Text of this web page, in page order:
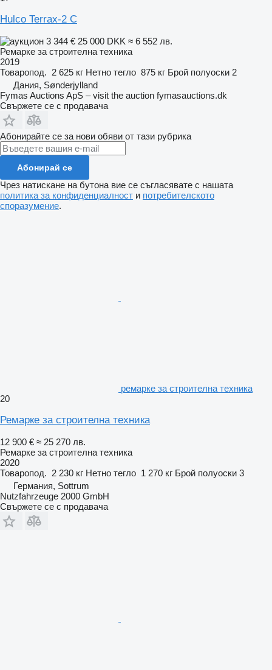
Hulco Terrax-2 C
3 344 € 25 000 DKK ≈ 6 552 лв.
Ремарке за строителна техника
2019
Товаропод. 2 625 кг Нетно тегло 875 кг Брой полуоски 2
Дания, Sønderjylland
Fymas Auctions ApS – visit the auction fymasauctions.dk
Свържете се с продавача
Абонирайте се за нови обяви от тази рубрика
Абонирай се
Чрез натискане на бутона вие се съгласявате с нашата
политика за конфиденциалност и потребителското
споразумение.
ремарке за строителна техника
20
Ремарке за строителна техника
12 900 € ≈ 25 270 лв.
Ремарке за строителна техника
2020
Товаропод. 2 230 кг Нетно тегло 1 270 кг Брой полуоски 3
Германия, Sottrum
Nutzfahrzeuge 2000 GmbH
Свържете се с продавача